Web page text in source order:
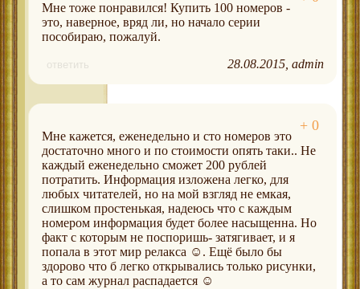
Мне тоже понравился! Купить 100 номеров -
это, наверное, вряд ли, но начало серии
пособираю, пожалуй.
ответить 28.08.2015 admin
Мне кажется, еженедельно и сто номеров это
достаточно много и по стоимости опять таки.. Не
каждый еженедельно сможет 200 рублей
потратить. Информация изложена легко, для
любых читателей, но на мой взгляд не емкая,
слишком простенькая, надеюсь что с каждым
номером информация будет более насыщенна. Но
факт с которым не поспоришь- затягивает, и я
попала в этот мир релакса ☺. Ещё было бы
здорово что б легко открывались только рисунки,
а то сам журнал распадается ☺